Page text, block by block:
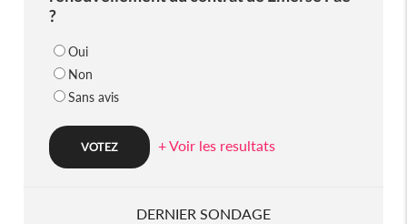
?
Oui
Non
Sans avis
+ Voir les resultats
DERNIER SONDAGE